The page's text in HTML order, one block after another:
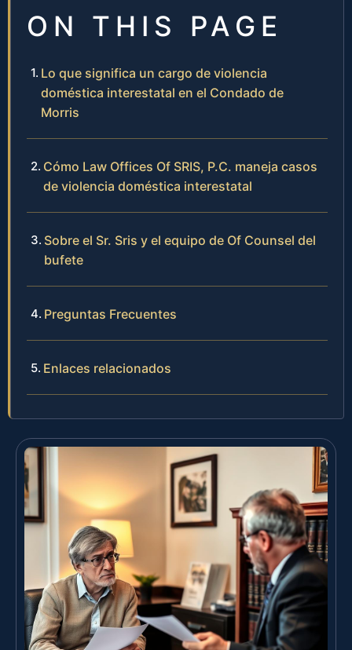
ON THIS PAGE
Lo que significa un cargo de violencia
doméstica interestatal en el Condado de
Morris
Cómo Law Offices Of SRIS, P.C. maneja casos
de violencia doméstica interestatal
Sobre el Sr. Sris y el equipo de Of Counsel del
bufete
Preguntas Frecuentes
Enlaces relacionados